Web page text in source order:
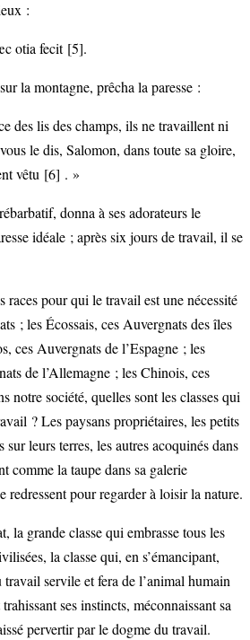
:
otia fecit[5].
la montagne, prêcha la paresse :
des lis des champs, ils ne travaillent ni
le dis, Salomon, dans toute sa gloire,
vêtu [6] . »
donna à ses adorateurs le
idéale ; après six jours de travail, il se
races pour qui le travail est une nécessité
; les Écossais, ces Auvergnats des îles
ces Auvergnats de l’Espagne ; les
de l’Allemagne ; les Chinois, ces
notre société, quelles sont les classes qui
? Les paysans propriétaires, les petits
leurs terres, les autres acoquinés dans
comme la taupe dans sa galerie
redressent pour regarder à loisir la nature.
la grande classe qui embrasse tous les
la classe qui, en s’émancipant,
servile et fera de l’animal humain
ses instincts, méconnaissant sa
pervertir par le dogme du travail.